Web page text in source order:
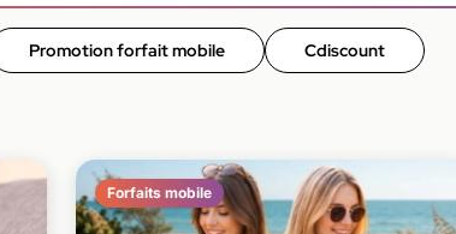
Promotion forfait mobile Cdiscount
Forfaits mobile